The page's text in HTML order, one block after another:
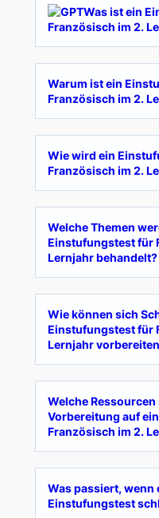
Was ist ein
Französisch im 2.
Warum ist ein
Französisch im 2.
Wie wird ein
Französisch im 2.
Welche Themen
Einstufungstest für
Lernjahr behandelt?
Wie können sich
Einstufungstest für
Lernjahr
Welche
Vorbereitung auf
Französisch im 2.
Was passiert, wenn
Einstufungstest